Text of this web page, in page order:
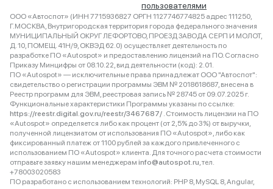
пользователями
ООО «Автоспот» (ИНН 7715936827 ОРГН 1127746774825 адрес 111250,
Г.МОСКВА, Внутригородская территория города федерального значения
МУНИЦИПАЛЬНЫЙ ОКРУГ ЛЕФОРТОВО, ПРОЕЗД ЗАВОДА СЕРП И МОЛОТ,
Д. 10, ПОМЕЩ. 41Н/9, ОКВЭД 62.0) осуществляет деятельность по
разработке ПО «Autospot» и предоставлению лицензий на ПО. Согласно
Приказу Минцифры от 08.10.22, вид деятельности (код): 2.01.
ПО «Autospot» — исключительные права принадлежат ООО "Автоспот":
свидетельство о регистрации программы ЭВМ № 2018618687, внесена в
Реестр программ для ЭВМ, реестровая запись № 28745 от 09.07.2025 г.
Функциональные характеристики Программы указаны по ссылке:
https://reestr.digital.gov.ru/reestr/3467687/ . Стоимость лицензии на ПО
«Autospot» определяется либо как процент (от 2,5% до 3%) от выручки,
полученной лицензиатом от использования ПО «Autospot», либо как
фиксированный платеж от 1100 рублей за каждого привлеченного с
использованием ПО «Autospot» клиента. Для точного расчета стоимости
отправьте заявку нашим менеджерам info@autospot.ru, тел.
+78003020583
ПО разработано с использованием технологий: PHP 8, MySQL 8, Angular,